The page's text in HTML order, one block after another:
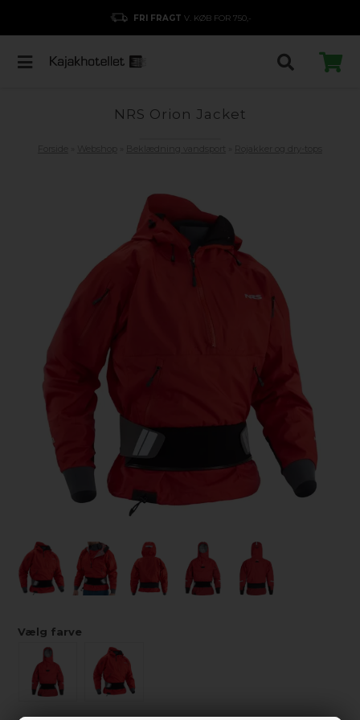
FRI FRAGT V. KØB FOR 750,-
NRS Orion Jacket
Vælg farve